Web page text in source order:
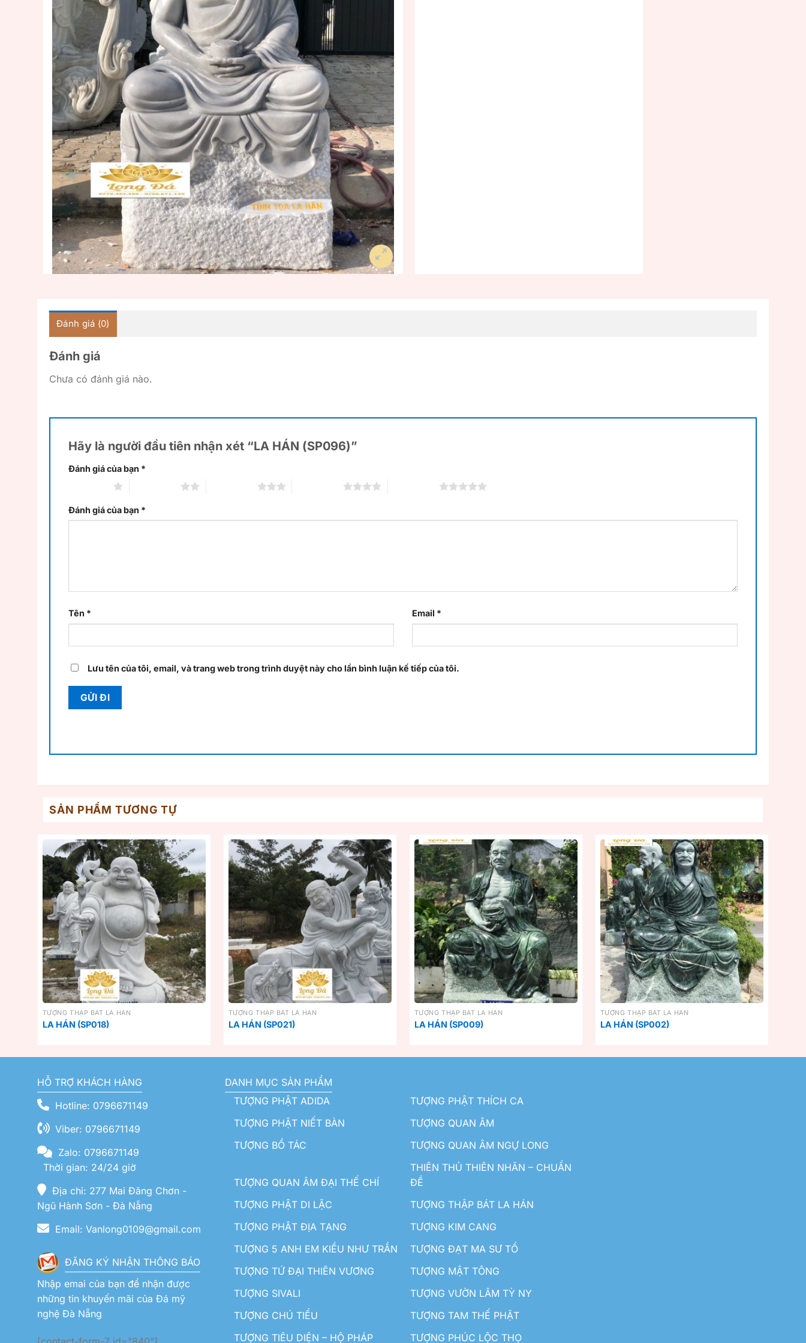
Đánh giá (0)
Đánh giá
Chưa có đánh giá nào.
Hãy là người đầu tiên nhận xét “LA HÁN (SP096)”
Đánh giá của bạn *
Đánh giá của bạn *
Tên * Email *
Lưu tên của tôi, email, và trang web trong trình duyệt này cho lần bình luận kế tiếp của tôi.
SẢN PHẨM TƯƠNG TỰ
TƯỢNG THẬP BÁT LA HÁN
LA HÁN (SP018)
TƯỢNG THẬP BÁT LA HÁN
LA HÁN (SP021)
TƯỢNG THẬP BÁT LA HÁN
LA HÁN (SP009)
TƯỢNG THẬP BÁT LA HÁN
LA HÁN (SP002)
HỖ TRỢ KHÁCH HÀNG
Hotline: 0796671149
Viber: 0796671149
Zalo: 0796671149
Thời gian: 24/24 giờ
Địa chỉ: 277 Mai Đăng Chơn -
Ngũ Hành Sơn - Đà Nẵng
Email: Vanlong0109@gmail.com
ĐĂNG KÝ NHẬN THÔNG BÁO
Nhập emai của bạn để nhận được
những tin khuyến mãi của Đá mỹ
nghệ Đà Nẵng
DANH MỤC SẢN PHẨM
TƯỢNG PHẬT ADIDA
TƯỢNG PHẬT THÍCH CA
TƯỢNG PHẬT NIẾT BÀN
TƯỢNG QUAN ÂM
TƯỢNG BỒ TÁC
TƯỢNG QUAN ÂM NGỰ LONG
TƯỢNG QUAN ÂM ĐẠI THẾ CHÍ
THIÊN THỦ THIÊN NHÃN – CHUẨN
ĐỀ
TƯỢNG PHẬT DI LẶC
TƯỢNG THẬP BÁT LA HÁN
TƯỢNG PHẬT ĐỊA TẠNG
TƯỢNG KIM CANG
TƯỢNG 5 ANH EM KIỀU NHƯ TRẦN
TƯỢNG ĐẠT MA SƯ TỔ
TƯỢNG TỨ ĐẠI THIÊN VƯƠNG
TƯỢNG MẬT TÔNG
TƯỢNG SIVALI
TƯỢNG VƯỜN LÂM TỲ NY
TƯỢNG CHÚ TIỂU
TƯỢNG TAM THẾ PHẬT
TƯỢNG TIÊU DIỆN – HỘ PHÁP
TƯỢNG PHÚC LỘC THỌ